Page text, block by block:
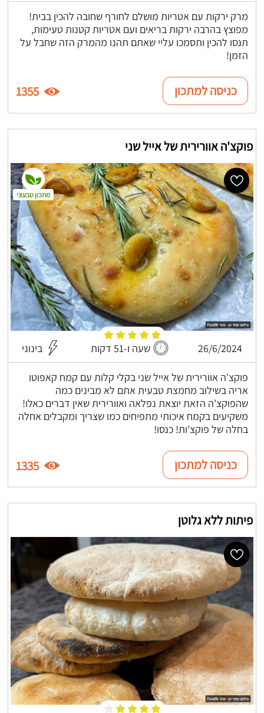
מרק ירקות עם אטריות מושלם לחורף שחובה להכין בבית!
מפוצץ בהרבה ירקות בריאים ועם אטריות קטנות טעימות,
תנסו להכין ותסמכו עליי שאתם תהנו מהמרק הזה שחבל על
הזמן!
כניסה למתכון 1355
פוקצ'ה אוורירית של אייל שני
26/6/2024 שעה ו-51 דקות בינוני
פוקצ'ה אוורירית של אייל שני בקלי קלות עם קמח קאפוטו
אריה בשילוב מחמצת טבעית אתם לא מבינים כמה
שהפוקצ'ה הזאת יוצאת נפלאה ואוורירית שאין דברים כאלו!
משקיעים בקמח איכותי מתפיחים כמו שצריך ומקבלים אחלה
בחלה של פוקצ'ות! כנסו!
מתכון טבעוני
כניסה למתכון 1335
פיתות ללא גלוטן